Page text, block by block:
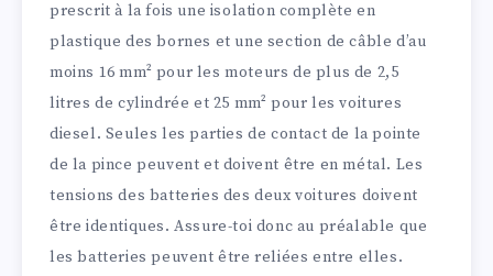
prescrit à la fois une isolation complète en
plastique des bornes et une section de câble d’au
moins 16 mm² pour les moteurs de plus de 2,5
litres de cylindrée et 25 mm² pour les voitures
diesel. Seules les parties de contact de la pointe
de la pince peuvent et doivent être en métal. Les
tensions des batteries des deux voitures doivent
être identiques. Assure-toi donc au préalable que
les batteries peuvent être reliées entre elles.